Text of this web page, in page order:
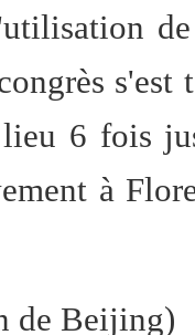
6 fois
à
de Beijing)